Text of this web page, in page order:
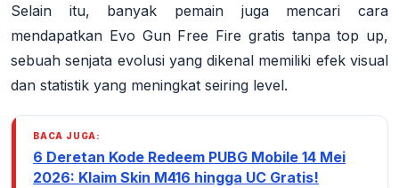
Selain itu, banyak pemain juga mencari cara
mendapatkan Evo Gun Free Fire gratis tanpa top up,
sebuah senjata evolusi yang dikenal memiliki efek visual
dan statistik yang meningkat seiring level.
BACA JUGA:
6 Deretan Kode Redeem PUBG Mobile 14 Mei
2026: Klaim Skin M416 hingga UC Gratis!